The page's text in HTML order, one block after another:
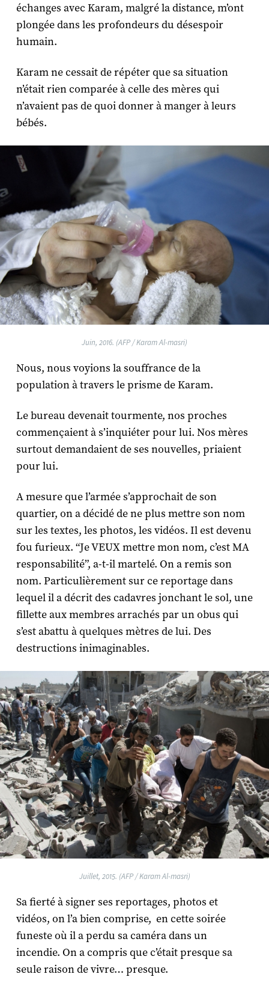
échanges avec Karam, malgré la distance, m’ont
plongée dans les profondeurs du désespoir
humain.
Karam ne cessait de répéter que sa situation
n’était rien comparée à celle des mères qui
n’avaient pas de quoi donner à manger à leurs
bébés.
Juin, 2016. (AFP / Karam Al-masri)
Nous, nous voyions la souffrance de la
population à travers le prisme de Karam.
Le bureau devenait tourmente, nos proches
commençaient à s’inquiéter pour lui. Nos mères
surtout demandaient de ses nouvelles, priaient
pour lui.
A mesure que l’armée s’approchait de son
quartier, on a décidé de ne plus mettre son nom
sur les textes, les photos, les vidéos. Il est devenu
fou furieux. “Je VEUX mettre mon nom, c’est MA
responsabilité”, a-t-il martelé. On a remis son
nom. Particulièrement sur ce reportage dans
lequel il a décrit des cadavres jonchant le sol, une
fillette aux membres arrachés par un obus qui
s’est abattu à quelques mètres de lui. Des
destructions inimaginables.
Juillet, 2015. (AFP / Karam Al-masri)
Sa fierté à signer ses reportages, photos et
vidéos, on l’a bien comprise, en cette soirée
funeste où il a perdu sa caméra dans un
incendie. On a compris que c’était presque sa
seule raison de vivre… presque.